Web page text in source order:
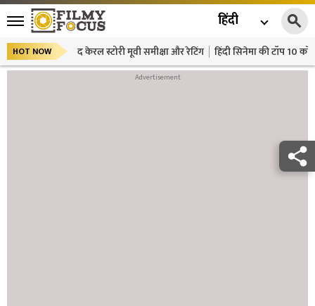
हिंदी
HOT NOW द केरल स्टोरी मूवी समीक्षा और रेटिंग हिंदी सिनेमा की टॉप 10